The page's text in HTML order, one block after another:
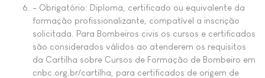
- Obrigatório: Diploma, certificado ou equivalente da
formação profissionalizante, compatível a inscrição
solicitada. Para Bombeiros civis os cursos e certificados
são considerados válidos ao atenderem os requisitos
da Cartilha sobre Cursos de Formação de Bombeiro em
cnbc.org.br/cartilha, para certificados de origem de